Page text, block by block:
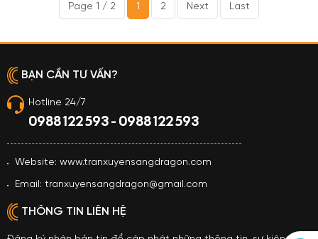
Page 1 / 2 1 2 Next Last
BẠN CẦN TƯ VẤN?
Hotline 24/7
0988 122 593 - 0988 122 593
Website: www.tranxuyensangdragon.com
Email: tranxuyensangdragon@gmail.com
THÔNG TIN LIÊN HỆ